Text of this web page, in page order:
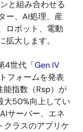
と組み合わせる
ー、AI処理、産
ロボット、電動
大します。
4世代「Gen IV
フォームを発表
能指数（Rsp）が
大50%向上してい
サーバー、エネ
クラスのアプリケ